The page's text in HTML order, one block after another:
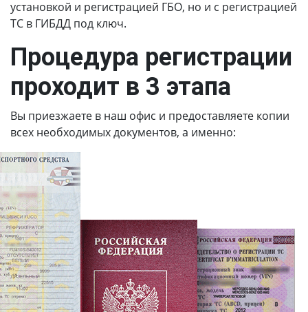
установкой и регистрацией ГБО, но и с регистрацией
ТС в ГИБДД под ключ.
Процедура регистрации
проходит в 3 этапа
Вы приезжаете в наш офис и предоставляете копии
всех необходимых документов, а именно: